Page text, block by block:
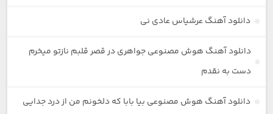
دانلود آهنگ عرشیاس عادی نی
دانلود آهنگ هوش مصنوعی جواهری در قصر قلبم نازتو میخرم
دست به نقدم
دانلود آهنگ هوش مصنوعی بیا بابا که دلخونم من از درد جدایی